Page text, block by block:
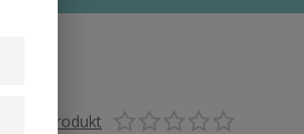
produkt